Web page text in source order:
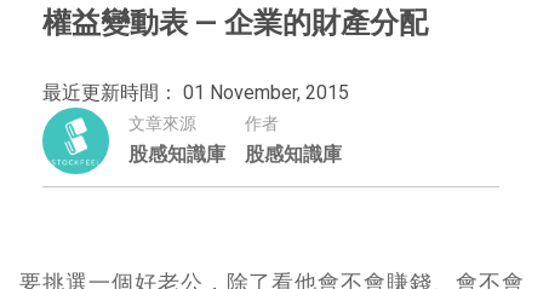
權益變動表 — 企業的財產分配
最近更新時間： 01 November, 2015
文章來源
股感知識庫
作者
股感知識庫
要挑選一個好老公，除了看他會不會賺錢、會不會